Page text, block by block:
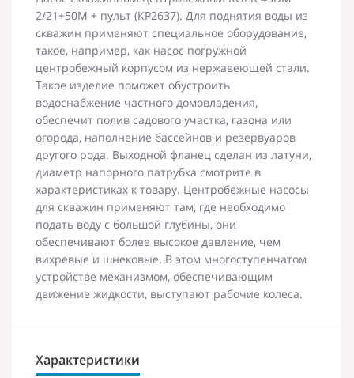
2/21+50M + пульт (KP2637). Для поднятия воды из
скважин применяют специальное оборудование,
такое, например, как насос погружной
центробежный корпусом из нержавеющей стали.
Такое изделие поможет обустроить
водоснабжение частного домовладения,
обеспечит полив садового участка, газона или
огорода, наполнение бассейнов и резервуаров
другого рода. Выходной фланец сделан из латуни,
диаметр напорного патрубка смотрите в
характеристиках к товару. Центробежные насосы
для скважин применяют там, где необходимо
подать воду с большой глубины, они
обеспечивают более высокое давление, чем
вихревые и шнековые. В этом многоступенчатом
устройстве механизмом, обеспечивающим
движение жидкости, выступают рабочие колеса.
Характеристики